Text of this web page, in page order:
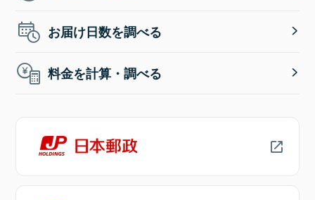
お届け日数を調べる
料金を計算・調べる